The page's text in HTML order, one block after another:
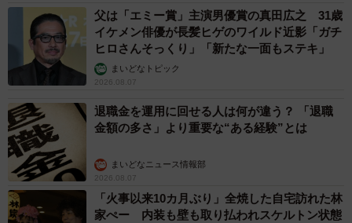
父は「エミー賞」主演男優賞の真田広之 31歳
イケメン俳優が長髪ヒゲのワイルド近影「ガチ
ヒロさんそっくり」「新たな一面もステキ」
まいどなトピック
2026.08.07
退職金を運用に回せる人は何が違う？ 「退職
金額の多さ」より重要な“ある経験”とは
まいどなニュース情報部
2026.08.07
「火事以来10カ月ぶり」全焼した自宅訪れた林
家ぺー 内装も壁も取り払われスケルトン状態